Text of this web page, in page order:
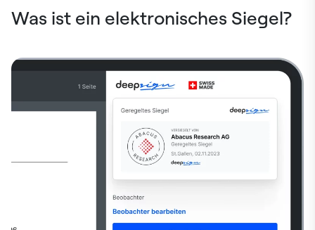
Was ist ein elektronisches Siegel?